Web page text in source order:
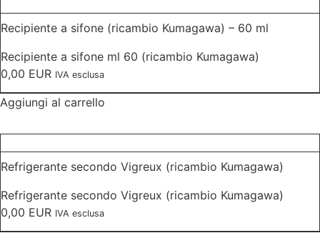
Recipiente a sifone (ricambio Kumagawa) – 60 ml
Recipiente a sifone ml 60 (ricambio Kumagawa)
0,00 EUR IVA esclusa
Aggiungi al carrello
Refrigerante secondo Vigreux (ricambio Kumagawa)
Refrigerante secondo Vigreux (ricambio Kumagawa)
0,00 EUR IVA esclusa